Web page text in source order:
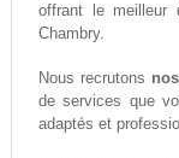
offrant le meilleur
Chambry.
Nous recrutons
de services que
adaptés et